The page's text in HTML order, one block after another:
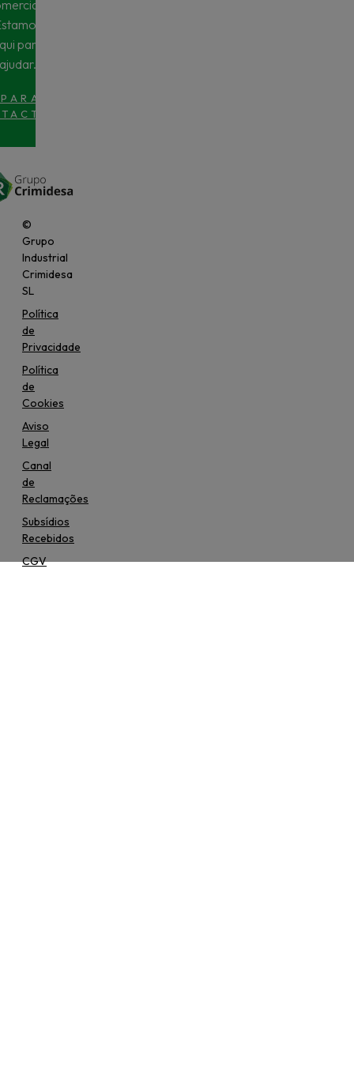
para
©
Grupo
Industrial
Crimidesa
SL
Política
de
Privacidade
Política
de
Cookies
Aviso
Legal
Canal
de
Reclamações
Subsídios
Recebidos
CGV